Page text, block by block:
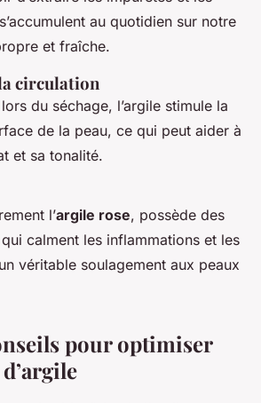
au quotidien sur notre
et fraîche.
circulation
du séchage, l’argile stimule la
de la peau, ce qui peut aider à
et sa tonalité.
l’argile rose, possède des
calment les inflammations et les
véritable soulagement aux peaux
pour optimiser